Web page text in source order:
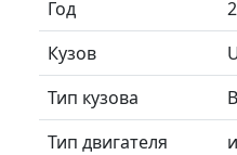
Год
Кузов
Тип кузова
Тип двигателя